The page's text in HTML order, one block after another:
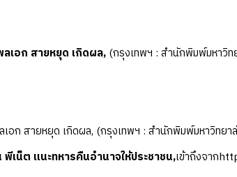
เอก สายหยุด เกิดผล,(กรุงเทพฯ : สำนักพิมพ์มหาวิ
อก สายหยุด เกิดผล, (กรุงเทพฯ : สำนักพิมพ์มหาวิทย
เน็ต แนะทหารคืนอำนาจให้ประชาชน,เข้าถึงจาก